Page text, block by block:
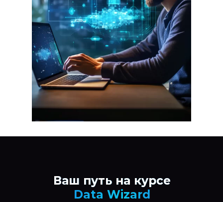
Ваш путь на курсе
Data Wizard